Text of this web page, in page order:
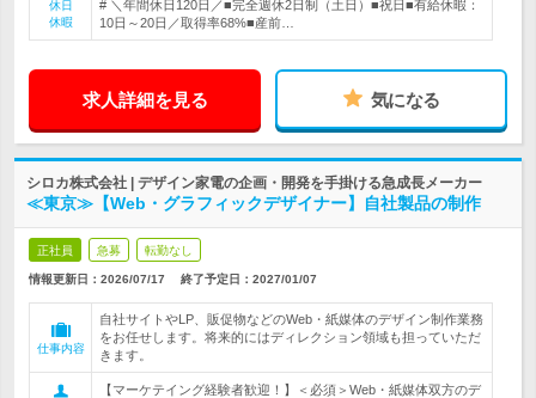
休日
休暇
# ＼年間休日120日／■完全週休2日制（土日）■祝日■有給休暇：
10日～20日／取得率68%■産前…
求人詳細を見る 気になる
シロカ株式会社 | デザイン家電の企画・開発を手掛ける急成長メーカー
≪東京≫【Web・グラフィックデザイナー】自社製品の制作
正社員 急募 転勤なし
情報更新日：2026/07/17 終了予定日： 2027/01/07
仕事内容
自社サイトやLP、販促物などのWeb・紙媒体のデザイン制作業務
をお任せします。将来的にはディレクション領域も担っていただ
きます。
【マーケテイング経験者歓迎！】＜必須＞Web・紙媒体双方のデ